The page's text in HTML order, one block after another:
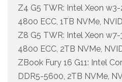
Z4 G5 TWR: Intel Xeon
4800 ECC, 1TB NVMe,
Z8 G5 TWR: Intel Xeon
4800 ECC, 2TB NVMe,
ZBook Fury 16 G11: Intel
DDR5-5600, 2TB NVMe,